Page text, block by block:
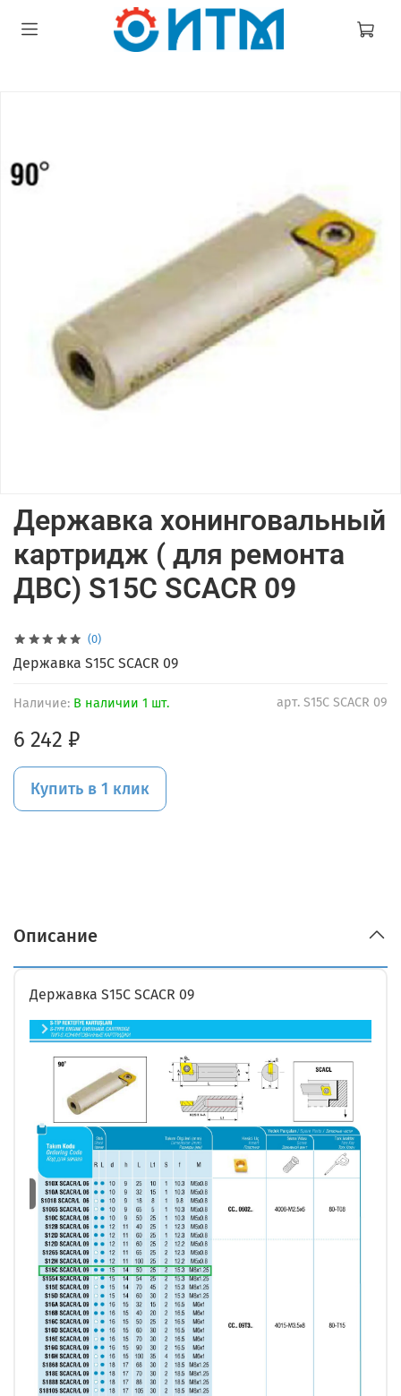
(0)
арт. S15C SCACR 09
Наличие: В наличии 1 шт.
Державка хонинговальный
картридж ( для ремонта
ДВС) S15C SCACR 09
6 242 ₽
Купить в 1 клик
Державка S15C SCACR 09
Описание
Державка S15C SCACR 09